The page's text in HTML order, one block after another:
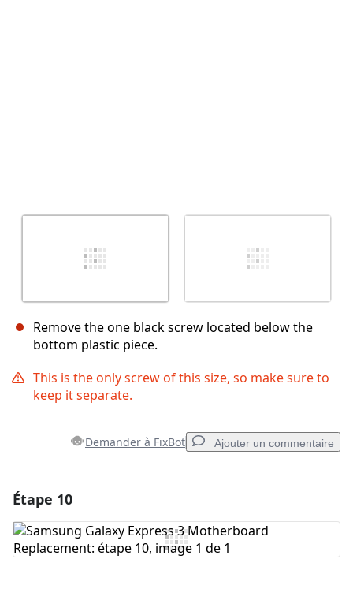
Remove the one black screw located below the
bottom plastic piece.
This is the only screw of this size, so make sure to
keep it separate.
Demander à FixBot Ajouter un commentaire
Ajouter un commentaire
Étape 10